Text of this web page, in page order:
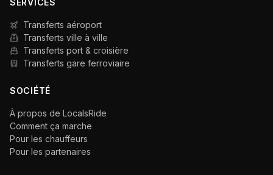
SERVICES
Transferts aéroport
Transferts ville à ville
Transferts port & croisière
Transferts gare ferroviaire
SOCIÉTÉ
À propos de LocalsRide
Comment ça marche
Pour les chauffeurs
Pour les partenaires